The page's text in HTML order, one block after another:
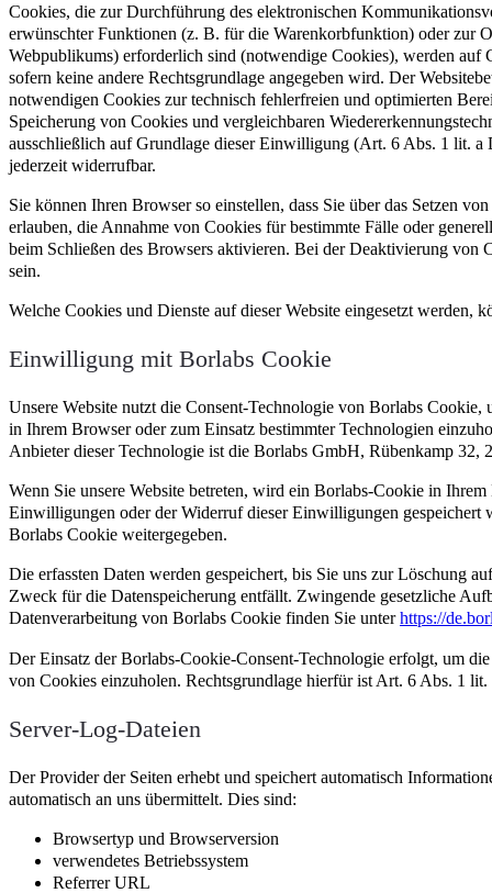
Cookies, die zur Durchführung des elektronischen
erwünschter Funktionen (z. B. für die Warenkorbfunktion) oder zur
Webpublikums) erforderlich sind (notwendige Cookies), werden
sofern keine andere Rechtsgrundlage angegeben wird. Der
notwendigen Cookies zur technisch fehlerfreien und optimierten
Speicherung von Cookies und vergleichbaren
ausschließlich auf Grundlage dieser Einwilligung (Art. 6 Abs. 1 lit.
jederzeit widerrufbar.
Sie können Ihren Browser so einstellen, dass Sie über das Setzen
erlauben, die Annahme von Cookies für bestimmte Fälle oder
beim Schließen des Browsers aktivieren. Bei der Deaktivierung von
sein.
Welche Cookies und Dienste auf dieser Website eingesetzt werden,
Einwilligung mit Borlabs Cookie
Unsere Website nutzt die Consent-Technologie von Borlabs
in Ihrem Browser oder zum Einsatz bestimmter Technologien
Anbieter dieser Technologie ist die Borlabs GmbH, Rübenkamp 32,
Wenn Sie unsere Website betreten, wird ein Borlabs-Cookie in
Einwilligungen oder der Widerruf dieser Einwilligungen gespeichert
Borlabs Cookie weitergegeben.
Die erfassten Daten werden gespeichert, bis Sie uns zur Löschung
Zweck für die Datenspeicherung entfällt. Zwingende gesetzliche
Datenverarbeitung von Borlabs Cookie finden Sie unterhttps://
Der Einsatz der Borlabs-Cookie-Consent-Technologie erfolgt, um
von Cookies einzuholen. Rechtsgrundlage hierfür ist Art. 6 Abs. 1
Server-Log-Dateien
Der Provider der Seiten erhebt und speichert automatisch
automatisch an uns übermittelt. Dies sind:
Browsertyp und Browserversion
verwendetes Betriebssystem
Referrer URL